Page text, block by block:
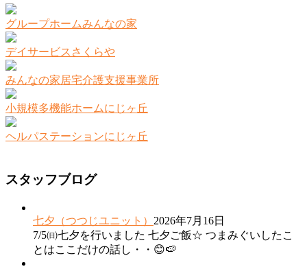
グループホームみんなの家
デイサービスさくらや
みんなの家居宅介護支援事業所
小規模多機能ホームにじヶ丘
ヘルパステーションにじヶ丘
スタッフブログ
七夕（つつじユニット） 2026年7月16日
7/5㈰七夕を行いました 七夕ご飯☆ つまみぐいしたこ
とはここだけの話し・・😊🍉